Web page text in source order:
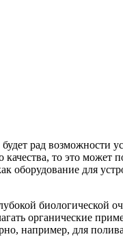
рад возможности
то это может
оборудование для
биологической
органические
например, для